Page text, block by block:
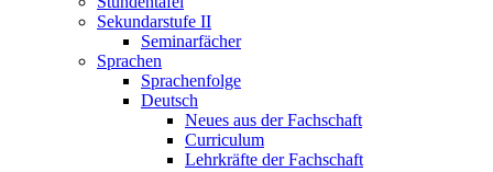
Sekundarstufe II
Seminarfächer
Sprachen
Sprachenfolge
Deutsch
Neues aus der Fachschaft
Curriculum
Lehrkräfte der Fachschaft